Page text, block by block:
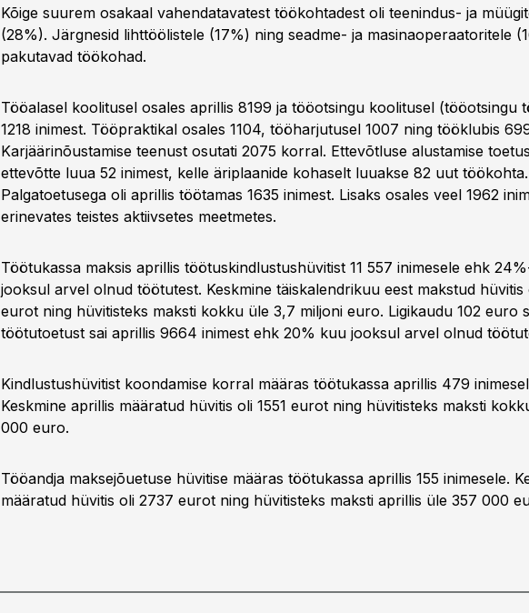
Kõige suurem osakaal vahendatavatest töökohtadest oli teenindus- ja
(28%). Järgnesid lihttöölistele (17%) ning seadme- ja masinaoperaatoritele
pakutavad töökohad.
Tööalasel koolitusel osales aprillis 8199 ja tööotsingu koolitusel (tööotsingu
1218 inimest. Tööpraktikal osales 1104, tööharjutusel 1007 ning tööklubis
Karjäärinõustamise teenust osutati 2075 korral. Ettevõtluse alustamise
ettevõtte luua 52 inimest, kelle äriplaanide kohaselt luuakse 82 uut töökohta.
Palgatoetusega oli aprillis töötamas 1635 inimest. Lisaks osales veel 1962
erinevates teistes aktiivsetes meetmetes.
Töötukassa maksis aprillis töötuskindlustushüvitist 11 557 inimesele ehk
jooksul arvel olnud töötutest. Keskmine täiskalendrikuu eest makstud
eurot ning hüvitisteks maksti kokku üle 3,7 miljoni euro. Ligikaudu 102 euro
töötutoetust sai aprillis 9664 inimest ehk 20% kuu jooksul arvel olnud
Kindlustushüvitist koondamise korral määras töötukassa aprillis 479
Keskmine aprillis määratud hüvitis oli 1551 eurot ning hüvitisteks maksti
000 euro.
Tööandja maksejõuetuse hüvitise määras töötukassa aprillis 155 inimesele.
määratud hüvitis oli 2737 eurot ning hüvitisteks maksti aprillis üle 357 000